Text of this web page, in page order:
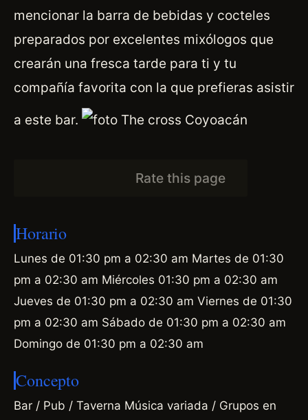
mencionar la barra de bebidas y cocteles
preparados por excelentes mixólogos que
crearán una fresca tarde para ti y tu
compañía favorita con la que prefieras asistir
a este bar.
Rate this page
Horario
Lunes de 01:30 pm a 02:30 am Martes de 01:30
pm a 02:30 am Miércoles 01:30 pm a 02:30 am
Jueves de 01:30 pm a 02:30 am Viernes de 01:30
pm a 02:30 am Sábado de 01:30 pm a 02:30 am
Domingo de 01:30 pm a 02:30 am
Concepto
Bar / Pub / Taverna Música variada / Grupos en